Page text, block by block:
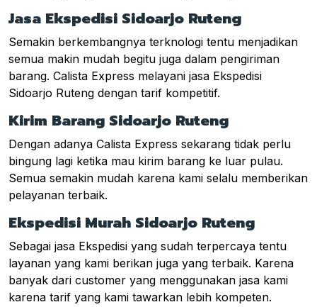
Jasa Ekspedisi Sidoarjo Ruteng
Semakin berkembangnya terknologi tentu menjadikan
semua makin mudah begitu juga dalam pengiriman
barang. Calista Express melayani jasa Ekspedisi
Sidoarjo Ruteng dengan tarif kompetitif.
Kirim Barang Sidoarjo Ruteng
Dengan adanya Calista Express sekarang tidak perlu
bingung lagi ketika mau kirim barang ke luar pulau.
Semua semakin mudah karena kami selalu memberikan
pelayanan terbaik.
Ekspedisi Murah Sidoarjo Ruteng
Sebagai jasa Ekspedisi yang sudah terpercaya tentu
layanan yang kami berikan juga yang terbaik. Karena
banyak dari customer yang menggunakan jasa kami
karena tarif yang kami tawarkan lebih kompeten.